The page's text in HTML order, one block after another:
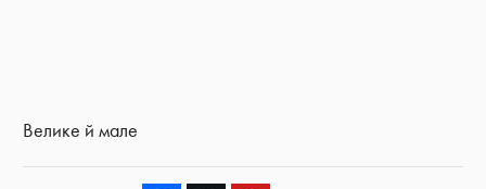
Велике й мале